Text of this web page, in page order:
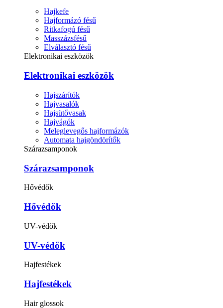
Hajkefe
Hajformázó fésű
Ritkafogú fésű
Masszázsfésű
Elválasztó fésű
Elektronikai eszközök
Elektronikai eszközök
Hajszárítók
Hajvasalók
Hajsütővasak
Hajvágók
Meleglevegős hajformázók
Automata hajgöndörítők
Szárazsamponok
Szárazsamponok
Hővédők
Hővédők
UV-védők
UV-védők
Hajfestékek
Hajfestékek
Hair glossok